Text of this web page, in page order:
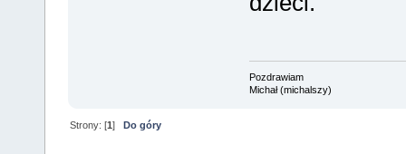
Pozdrawiam
Michał (michalszy)
Strony: [1]Do góry